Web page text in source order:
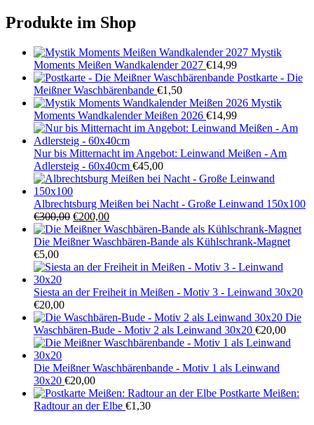
Produkte im Shop
Mystik
Moments Meißen Wandkalender 2027 €14,99
Postkarte - Die
Meißner Waschbärenbande €1,50
Mystik
Moments Wandkalender Meißen 2026 €14,99
Nur bis Mitternacht im Angebot: Leinwand Meißen - Am
Adlersteig - 60x40cm €45,00
Albrechtsburg Meißen bei Nacht - Große Leinwand 150x100
€300,00 Ursprünglicher
Preis
war:
€200,00Aktueller
Preis
ist:
Die Meißner Waschbären-Bande als Kühlschrank-Magnet
€5,00
Siesta an der Freiheit in Meißen - Motiv 3 - Leinwand 30x20
€20,00
Die
Waschbären-Bude - Motiv 2 als Leinwand 30x20 €20,00
Die Meißner Waschbärenbande - Motiv 1 als Leinwand
30x20 €20,00
Postkarte Meißen:
Radtour an der Elbe €1,30